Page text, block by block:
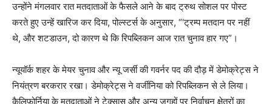
उन्होंने मंगलवार रात मतदाताओं के फैसले आने के बाद ट्रुथ सोशल पर पोस्ट
करते हुए उन्हें खारिज कर दिया, पोल्स्टर्स के अनुसार, “‘ट्रम्प मतदान पर नहीं
थे, और शटडाउन, दो कारण थे कि रिपब्लिकन आज रात चुनाव हार गए”।
न्यूयॉर्क शहर के मेयर चुनाव और न्यू जर्सी की गवर्नर पद की दौड़ में डेमोक्रेट्स ने
नियंत्रण बरकरार रखा। डेमोक्रेट्स ने वर्जीनिया को रिपब्लिकन से ले लिया।
कैलिफ़ोर्निया के मतदाताओं ने टेक्सास और अन्य जगहों पर निर्वाचन क्षेत्रों का